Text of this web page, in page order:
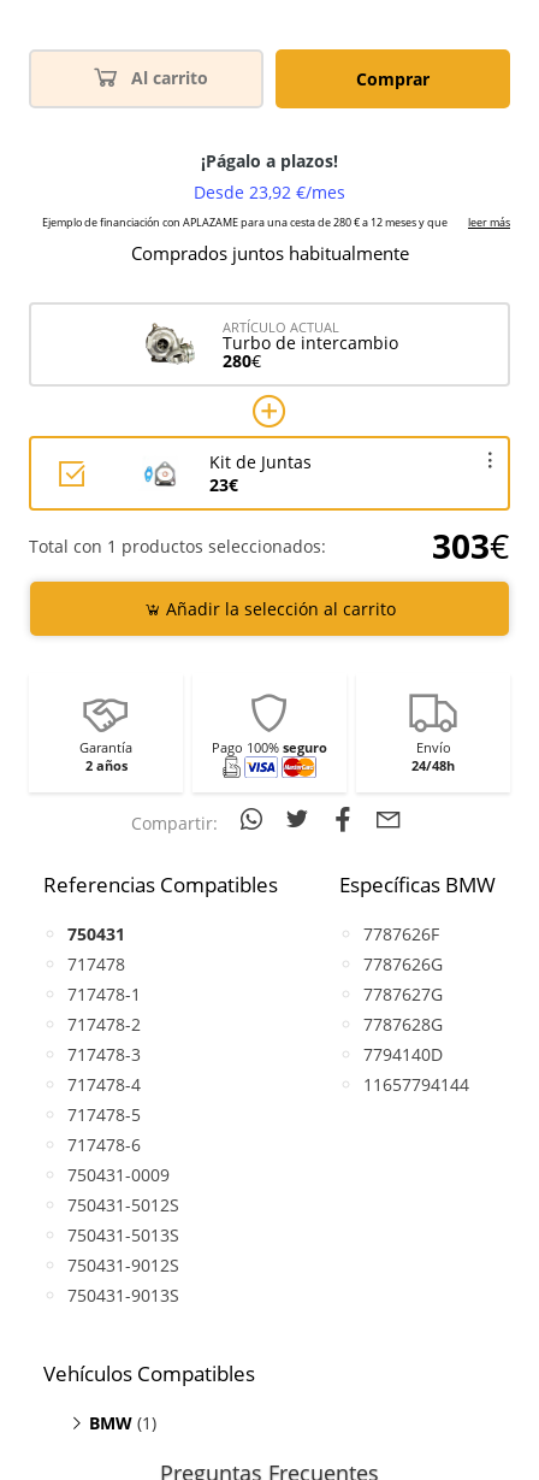
Al carrito Comprar
Comprados juntos habitualmente
ARTÍCULO ACTUAL
Turbo de intercambio
280€
Kit de Juntas
23€
Total con 1 productos seleccionados: 303€
Añadir la selección al carrito
Garantía
2 años
Pago 100% seguro
Envío
24/48h
Compartir:
Referencias Compatibles
750431
717478
717478-1
717478-2
717478-3
717478-4
717478-5
717478-6
750431-0009
750431-5012S
750431-5013S
750431-9012S
750431-9013S
Específicas BMW
7787626F
7787626G
7787627G
7787628G
7794140D
11657794144
Vehículos Compatibles
BMW (1)
Preguntas Frecuentes